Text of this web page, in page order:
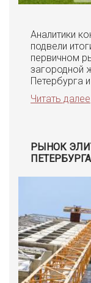
Аналитики
подвели
первичном
загородной
Петербурга
Читать далее
РЫНОК